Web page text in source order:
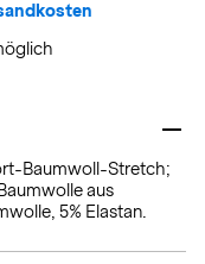
Baumwoll-Stretch;
aus
5% Elastan.